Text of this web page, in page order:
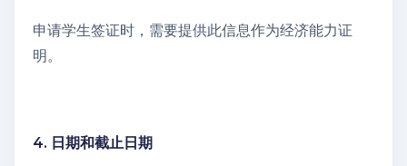
申请学生签证时，需要提供此信息作为经济能力证
明。
4. 日期和截止日期